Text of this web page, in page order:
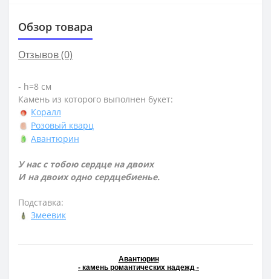
Обзор товара
Отзывов (0)
- h=8 см
Камень из которого выполнен букет:
Коралл
Розовый кварц
Авантюрин
У нас с тобою сердце на двоих
И на двоих одно сердцебиенье.
Подставка:
Змеевик
Авантюрин
- камень романтических надежд -